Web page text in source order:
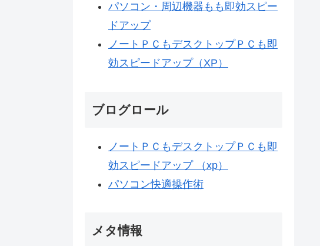
パソコン・周辺機器もも即効スピー
ドアップ
ノートＰＣもデスクトップＰＣも即
効スピードアップ（XP）
ブログロール
ノートＰＣもデスクトップＰＣも即
効スピードアップ （xp）
パソコン快適操作術
メタ情報